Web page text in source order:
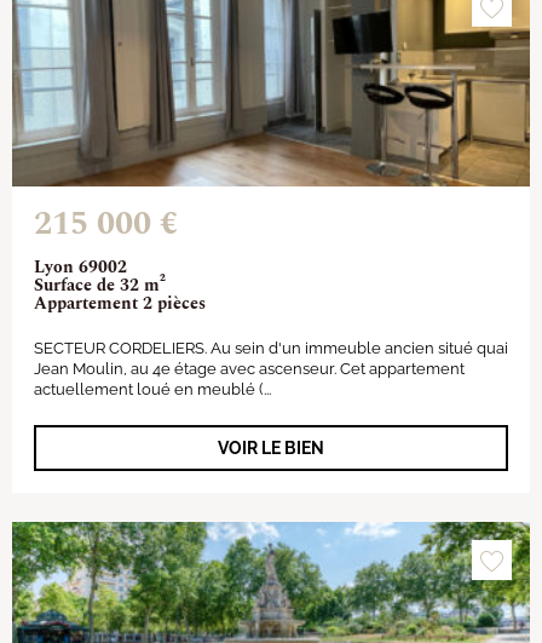
Lyon 69002
Surface de 32 m²
Appartement 2 pièces
215 000 €
SECTEUR CORDELIERS. Au sein d'un immeuble ancien situé quai
Jean Moulin, au 4e étage avec ascenseur. Cet appartement
actuellement loué en meublé (...
VOIR LE BIEN